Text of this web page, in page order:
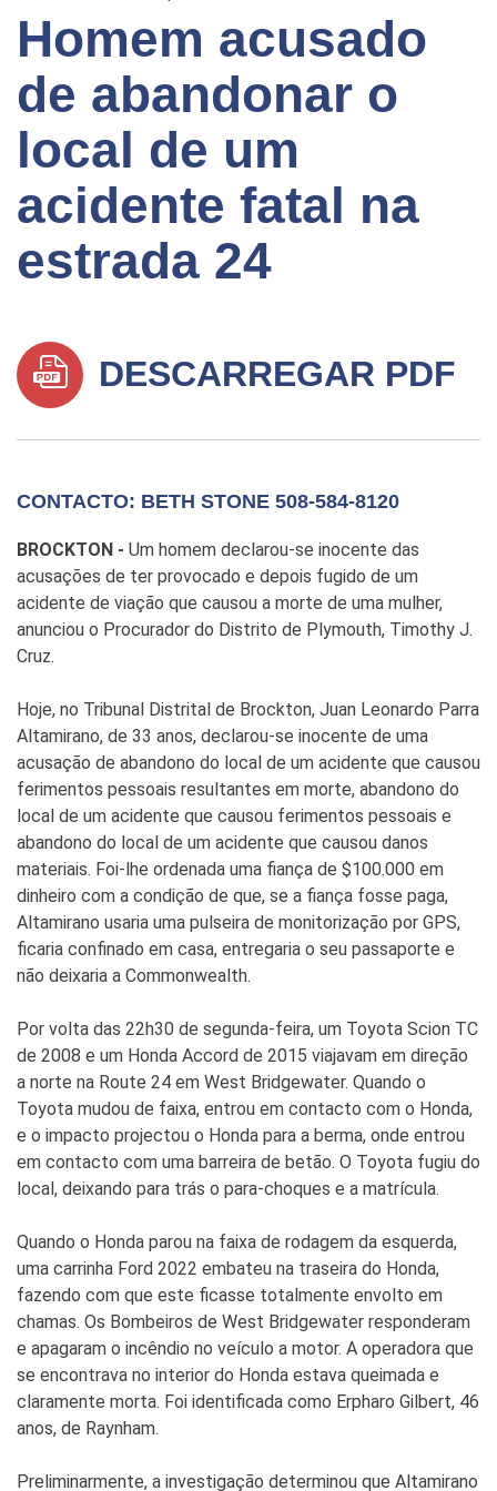
Homem acusado
de abandonar o
local de um
acidente fatal na
estrada 24
DESCARREGAR PDF
CONTACTO: BETH STONE 508-584-8120
BROCKTON - Um homem declarou-se inocente das
acusações de ter provocado e depois fugido de um
acidente de viação que causou a morte de uma mulher,
anunciou o Procurador do Distrito de Plymouth, Timothy J.
Cruz.
Hoje, no Tribunal Distrital de Brockton, Juan Leonardo Parra
Altamirano, de 33 anos, declarou-se inocente de uma
acusação de abandono do local de um acidente que causou
ferimentos pessoais resultantes em morte, abandono do
local de um acidente que causou ferimentos pessoais e
abandono do local de um acidente que causou danos
materiais. Foi-lhe ordenada uma fiança de $100.000 em
dinheiro com a condição de que, se a fiança fosse paga,
Altamirano usaria uma pulseira de monitorização por GPS,
ficaria confinado em casa, entregaria o seu passaporte e
não deixaria a Commonwealth.
Por volta das 22h30 de segunda-feira, um Toyota Scion TC
de 2008 e um Honda Accord de 2015 viajavam em direção
a norte na Route 24 em West Bridgewater. Quando o
Toyota mudou de faixa, entrou em contacto com o Honda,
e o impacto projectou o Honda para a berma, onde entrou
em contacto com uma barreira de betão. O Toyota fugiu do
local, deixando para trás o para-choques e a matrícula.
Quando o Honda parou na faixa de rodagem da esquerda,
uma carrinha Ford 2022 embateu na traseira do Honda,
fazendo com que este ficasse totalmente envolto em
chamas. Os Bombeiros de West Bridgewater responderam
e apagaram o incêndio no veículo a motor. A operadora que
se encontrava no interior do Honda estava queimada e
claramente morta. Foi identificada como Erpharo Gilbert, 46
anos, de Raynham.
Preliminarmente, a investigação determinou que Altamirano